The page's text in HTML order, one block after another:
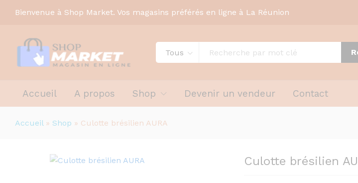
Bienvenue à Shop Market. Vos magasins préférés en ligne à La Réunion
Tous
Accueil A propos Shop Devenir un vendeur Contact
Accueil» Shop » Culotte brésilien AURA
Culotte brésilien